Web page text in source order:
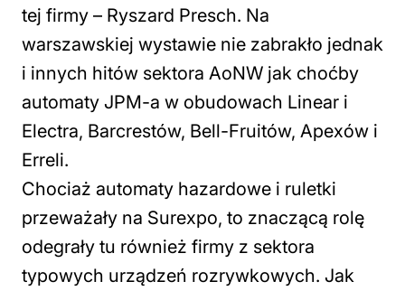
tej firmy – Ryszard Presch. Na
warszawskiej wystawie nie zabrakło jednak
i innych hitów sektora AoNW jak choćby
automaty JPM-a w obudowach Linear i
Electra, Barcrestów, Bell-Fruitów, Apexów i
Erreli.
Chociaż automaty hazardowe i ruletki
przeważały na Surexpo, to znaczącą rolę
odegrały tu również firmy z sektora
typowych urządzeń rozrywkowych. Jak